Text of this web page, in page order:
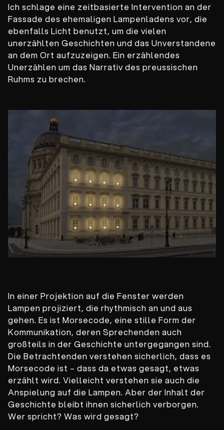
Ich schlage eine zeitbasierte Intervention an der
Fassade des ehemaligen Lampenladens vor, die
ebenfalls Licht benutzt, um die vielen
unerzählten Geschichten und das Unverstandene
an dem Ort aufzuzeigen. Ein erzählendes
Unerzählen um das Narrativ des preussischen
Ruhms zu brechen.
In einer Projektion auf die Fenster werden
Lampen projiziert, die rhythmisch an und aus
gehen. Es ist Morsecode, eine stille Form der
Kommunikation, deren Sprechenden auch
großteils in der Geschichte untergegangen sind.
Die Betrachtenden verstehen sicherlich, dass es
Morsecode ist – dass da etwas gesagt, etwas
erzählt wird. Vielleicht verstehen sie auch die
Anspielung auf die Lampen. Aber der Inhalt der
Geschichte bleibt ihnen sicherlich verborgen.
Wer spricht? Was wird gesagt?